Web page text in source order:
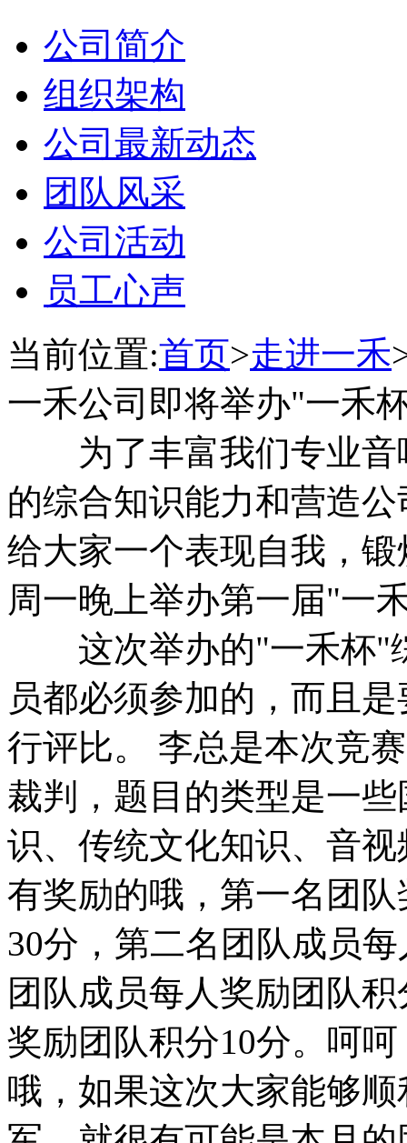
公司简介
组织架构
公司最新动态
团队风采
公司活动
员工心声
当前位置:首页>走进一禾
一禾公司即将举办"一禾
为了丰富我们专业音
的综合知识能力和营造
给大家一个表现自我，
周一晚上举办第一届"一
这次举办的"一禾杯"
员都必须参加的，而且
行评比。 李总是本次竞
裁判，题目的类型是一
识、传统文化知识、音
有奖励的哦，第一名团
30分，第二名团队成员
团队成员每人奖励团队
奖励团队积分10分。呵
哦，如果这次大家能够